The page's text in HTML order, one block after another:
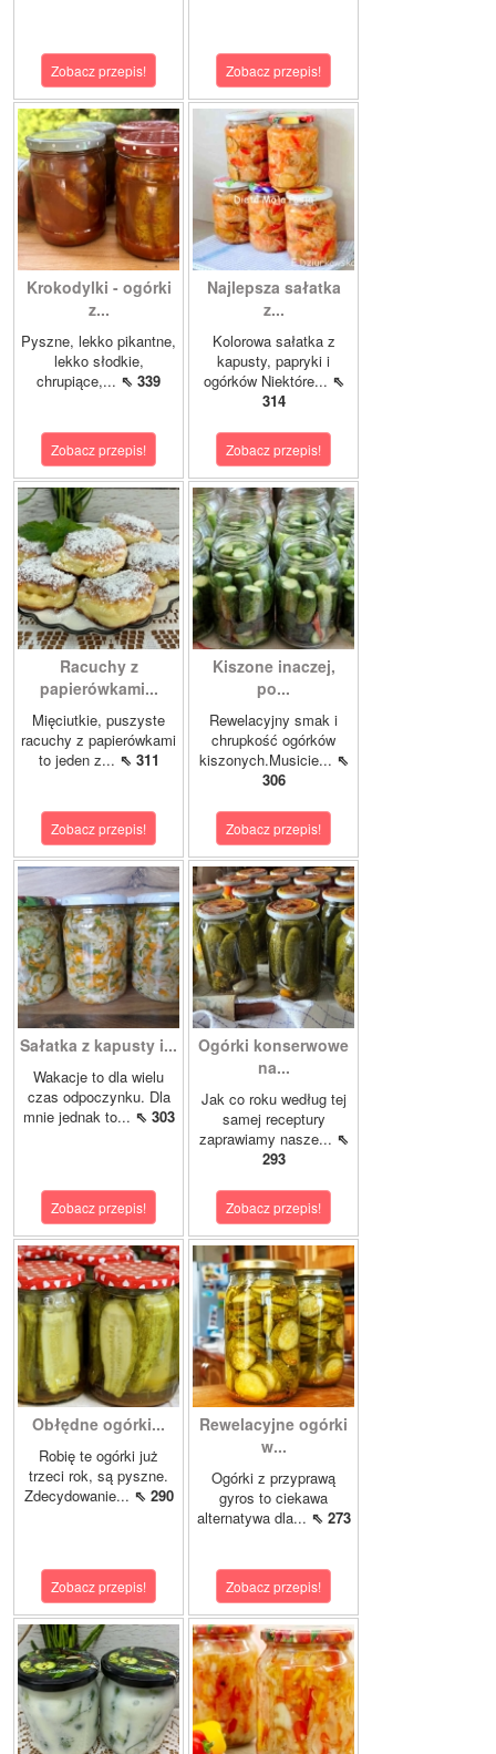
Zobacz przepis! Zobacz przepis!
Krokodylki - ogórki
z...
Pyszne, lekko pikantne,
lekko słodkie,
chrupiące,... ⇖ 339
Zobacz przepis!
Najlepsza sałatka
z...
Kolorowa sałatka z
kapusty, papryki i
ogórków Niektóre... ⇖
314
Zobacz przepis!
Racuchy z
papierówkami...
Mięciutkie, puszyste
racuchy z papierówkami
to jeden z... ⇖ 311
Zobacz przepis!
Kiszone inaczej,
po...
Rewelacyjny smak i
chrupkość ogórków
kiszonych.Musicie... ⇖
306
Zobacz przepis!
Sałatka z kapusty i...
Wakacje to dla wielu
czas odpoczynku. Dla
mnie jednak to... ⇖ 303
Zobacz przepis!
Ogórki konserwowe
na...
Jak co roku według tej
samej receptury
zaprawiamy nasze... ⇖
293
Zobacz przepis!
Obłędne ogórki...
Robię te ogórki już
trzeci rok, są pyszne.
Zdecydowanie... ⇖ 290
Zobacz przepis!
Rewelacyjne ogórki
w...
Ogórki z przyprawą
gyros to ciekawa
alternatywa dla... ⇖ 273
Zobacz przepis!